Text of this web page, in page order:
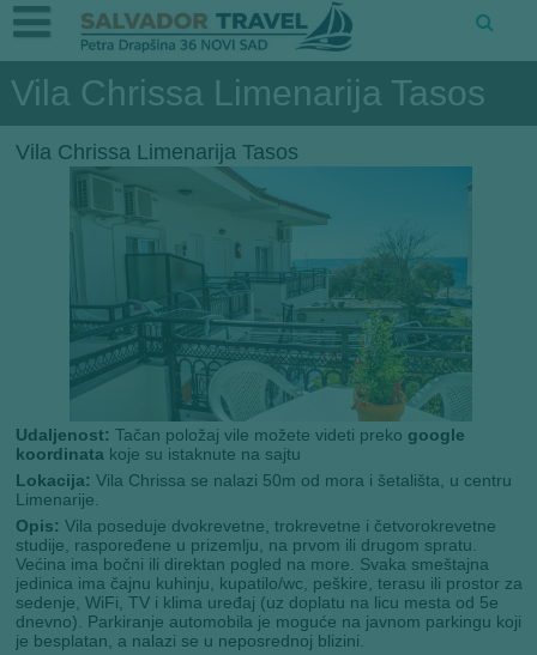
Vila Chrissa Limenarija Tasos
Vila Chrissa Limenarija Tasos
Udaljenost: Tačan položaj vile možete videti preko google
koordinata koje su istaknute na sajtu
Lokacija: Vila Chrissa se nalazi 50m od mora i šetališta, u centru
Limenarije.
Opis: Vila poseduje dvokrevetne, trokrevetne i četvorokrevetne
studije, raspoređene u prizemlju, na prvom ili drugom spratu.
Većina ima bočni ili direktan pogled na more. Svaka smeštajna
jedinica ima čajnu kuhinju, kupatilo/wc, peškire, terasu ili prostor za
sedenje, WiFi, TV i klima uređaj (uz doplatu na licu mesta od 5e
dnevno). Parkiranje automobila je moguće na javnom parkingu koji
je besplatan, a nalazi se u neposrednoj blizini.